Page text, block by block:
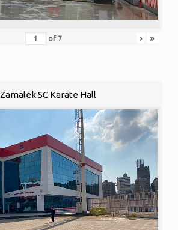
of 7 › »
Zamalek SC Karate Hall